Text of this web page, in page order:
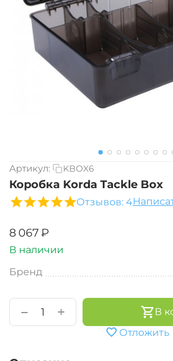
Артикул: KBOX6
Коробка Korda Tackle Box
Отзывов: 4
‍8 067‍₽
В наличии
Бренд
+
−
В
Отложить